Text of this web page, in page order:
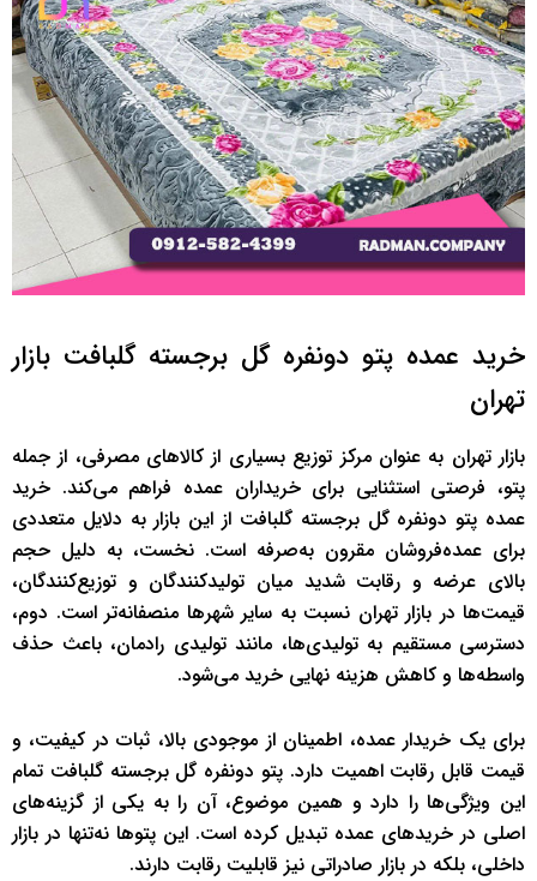
خرید عمده پتو دونفره گل برجسته گلبافت بازار
تهران
بازار تهران به عنوان مرکز توزیع بسیاری از کالاهای مصرفی، از جمله
پتو، فرصتی استثنایی برای خریداران عمده فراهم می‌کند. خرید
عمده پتو دونفره گل برجسته گلبافت از این بازار به دلایل متعددی
برای عمده‌فروشان مقرون به‌صرفه است. نخست، به دلیل حجم
بالای عرضه و رقابت شدید میان تولیدکنندگان و توزیع‌کنندگان،
قیمت‌ها در بازار تهران نسبت به سایر شهرها منصفانه‌تر است. دوم،
دسترسی مستقیم به تولیدی‌ها، مانند تولیدی رادمان، باعث حذف
واسطه‌ها و کاهش هزینه نهایی خرید می‌شود.
برای یک خریدار عمده، اطمینان از موجودی بالا، ثبات در کیفیت، و
قیمت قابل رقابت اهمیت دارد. پتو دونفره گل برجسته گلبافت تمام
این ویژگی‌ها را دارد و همین موضوع، آن را به یکی از گزینه‌های
اصلی در خریدهای عمده تبدیل کرده است. این پتوها نه‌تنها در بازار
داخلی، بلکه در بازار صادراتی نیز قابلیت رقابت دارند.